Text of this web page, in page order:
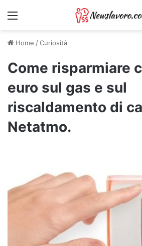
Menu
Home /Curiosità
Come risparmiare
euro sul gas e sul
riscaldamento di
Netatmo.